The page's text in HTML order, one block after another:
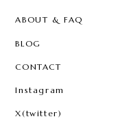
ABOUT & FAQ
BLOG
CONTACT
Instagram
X(twitter)